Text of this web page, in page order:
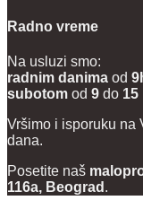
Radno vreme
Na usluzi smo:
radnim danima od
subotom od 9 do 15
Vršimo i isporuku na
dana.
Posetite naš
116a, Beograd .